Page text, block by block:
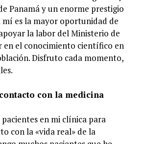
Panamá y un enorme prestigio
mí es la mayor oportunidad de
la labor del Ministerio de
en el conocimiento científico en
Disfruto cada momento,
con la medicina
en mi clínica para
con la «vida real» de la